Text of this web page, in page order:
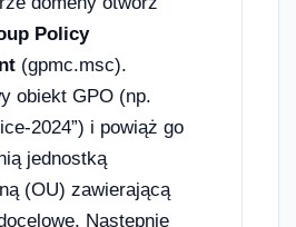
Policy
(gpmc.msc).
obiekt GPO (np.
2024”) i powiąż go
jednostką
(OU) zawierającą
Następnie